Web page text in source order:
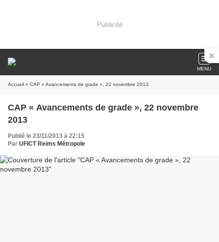
Publicité
MENU
Accueil » CAP « Avancements de grade », 22 novembre 2013
CAP « Avancements de grade », 22 novembre
2013
Publié le 23/11/2013 à 22:15
Par UFICT Reims Métropole